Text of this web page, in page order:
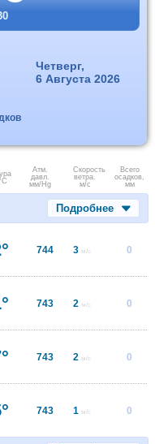
Четверг,
6 Августа 2026
Атм.
давл.
мм/Hg
Скорость
ветра.
м/с
Всего
осадков,
мм
Подробнее
744 3 м/с 0
743 2 м/с 0
743 2 м/с 0
743 1 м/с 0